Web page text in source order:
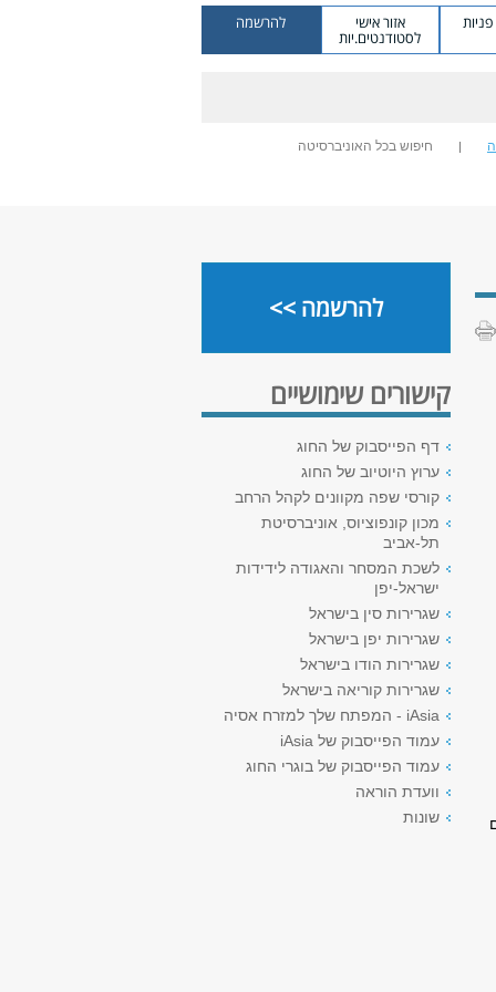
אזור אישי
לסטודנטים.יות
להרשמה
חיפוש בכל האוניברסיטה
להרשמה >>
קישורים שימושיים
דף הפייסבוק של החוג
ערוץ היוטיוב של החוג
קורסי שפה מקוונים לקהל הרחב
מכון קונפוציוס, אוניברסיטת
תל-אביב
לשכת המסחר והאגודה לידידות
ישראל-יפן
שגרירות סין בישראל
שגרירות יפן בישראל
שגרירות הודו בישראל
שגרירות קוריאה בישראל
iAsia - המפתח שלך למזרח אסיה
עמוד הפייסבוק של iAsia
עמוד הפייסבוק של בוגרי החוג
וועדת הוראה
שונות